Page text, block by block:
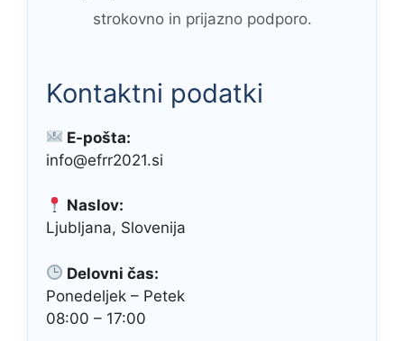
strokovno in prijazno podporo.
Kontaktni podatki
E-pošta:
info@efrr2021.si
Naslov:
Ljubljana, Slovenija
Delovni čas:
Ponedeljek – Petek
08:00 – 17:00